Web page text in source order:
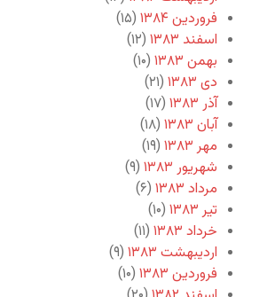
فروردین ۱۳۸۴
(۱۵)
اسفند ۱۳۸۳
(۱۲)
بهمن ۱۳۸۳
(۱۰)
دی ۱۳۸۳
(۲۱)
آذر ۱۳۸۳
(۱۷)
آبان ۱۳۸۳
(۱۸)
مهر ۱۳۸۳
(۱۹)
شهریور ۱۳۸۳
(۹)
مرداد ۱۳۸۳
(۶)
تیر ۱۳۸۳
(۱۰)
خرداد ۱۳۸۳
(۱۱)
اردیبهشت ۱۳۸۳
(۹)
فروردین ۱۳۸۳
(۱۰)